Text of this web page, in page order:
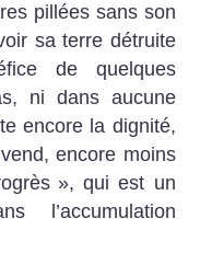
pillées sans son
sa terre détruite
de quelques
ni dans aucune
encore la dignité,
encore moins
», qui est un
l’accumulation